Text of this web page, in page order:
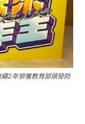
2年榮獲教育部頒發防